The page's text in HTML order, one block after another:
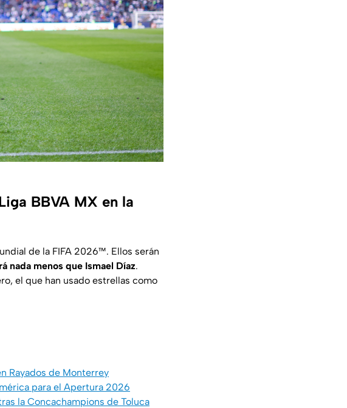
BBVA MX en la
de la FIFA 2026™. Ellos serán
nada menos que Ismael Díaz.
el que han usado estrellas como
Rayados de Monterrey
para el Apertura 2026
la Concachampions de Toluca